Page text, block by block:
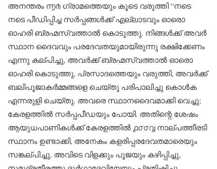
അനന്തരം ൬൪ ഗ്രാമത്തെയും കൂടെ വരുത്തി “നടെ
നടെ പീഡിപ്പിച്ച സർപ്പങ്ങൾക്ക് എല്ലാടവും ഓരൊ
ഓഹരി ബ്രഹ്മസ്വത്താൽ കൊടുത്തു. നിങ്ങൾക്ക് അവർ
സ്ഥാന ദൈവവും പരദേവതയുമായിരുന്നു രക്ഷിക്കേണം
എന്നു കല്പിച്ചു, അവർക്ക് ബ്രഹ്മസ്വത്താൽ ഓരൊ
ഓഹരി കൊടുത്തു, പ്രസാദത്തെയും വരുത്തി, അവർക്ക്
ബലിപൂജാകർമ്മങ്ങളെ ചെയ്തു പരിപാലിച്ചു കൊൾക
എന്നരുളി ചെയ്തു. അവരെ സ്ഥാനദൈവമാക്കി വെച്ചു;
കേരളത്തിൽ സർപ്പപീഡയും പോയി. അതിന്റെ ശേഷം
ആയുധപാണികൾക്ക് കേരളത്തിൽ ൧൦൦൮ നാല്പത്തീരടി
സ്ഥാനം ഉണ്ടാക്കി, അനേകം കളരിപ്പരദേവതമാരെയും
സങ്കല്പിച്ചു, അവിടെ വിളക്കും പൂജയും കഴിപ്പിച്ചു,